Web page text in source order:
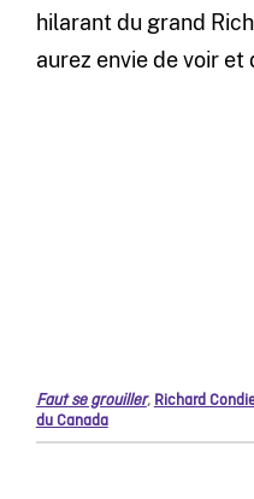
hilarant du grand
aurez envie de voir et
Faut se grouiller, Richard
du Canada